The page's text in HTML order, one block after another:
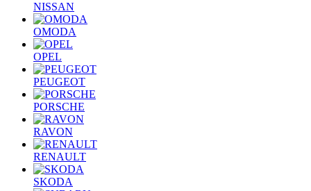
NISSAN
OMODA
OPEL
PEUGEOT
PORSCHE
RAVON
RENAULT
SKODA